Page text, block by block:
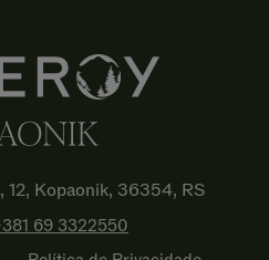
12, Kopaonik, 36354, RS
69 3322550